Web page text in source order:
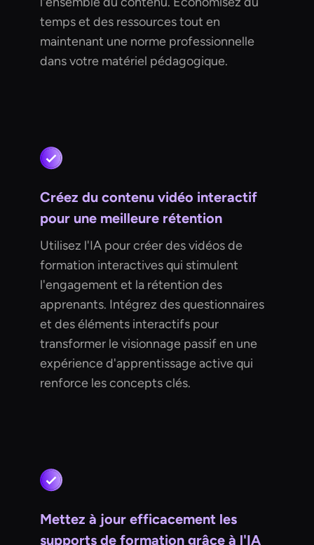
temps et des ressources tout en
maintenant une norme professionnelle
dans votre matériel pédagogique.
Créez du contenu vidéo interactif
pour une meilleure rétention
Utilisez l'IA pour créer des vidéos de
formation interactives qui stimulent
l'engagement et la rétention des
apprenants. Intégrez des questionnaires
et des éléments interactifs pour
transformer le visionnage passif en une
expérience d'apprentissage active qui
renforce les concepts clés.
Mettez à jour efficacement les
supports de formation grâce à l'IA